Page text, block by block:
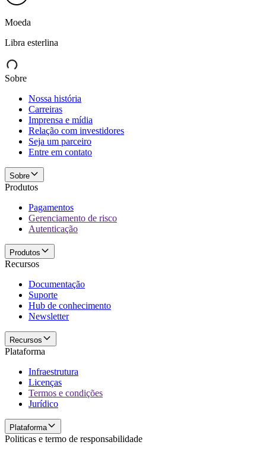
Moeda
Libra esterlina
Sobre
Nossa história
Carreiras
Imprensa e mídia
Relação com investidores
Seja um parceiro
Entre em contato
Sobre
Produtos
Pagamentos
Gerenciamento de risco
Autenticação
Produtos
Recursos
Documentação
Suporte
Hub de conhecimento
Newsletter
Recursos
Plataforma
Infraestrutura
Licenças
Termos e condições
Jurídico
Plataforma
Politicas e termo de responsabilidade